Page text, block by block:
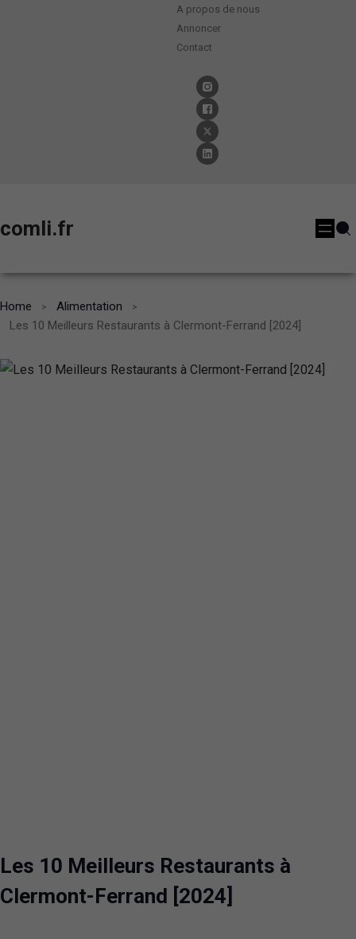
A propos de nous
Annoncer
Contact
comli.fr
Home
Alimentation
Les 10 Meilleurs Restaurants à Clermont-Ferrand [2024]
Les 10 Meilleurs Restaurants à
Clermont-Ferrand [2024]